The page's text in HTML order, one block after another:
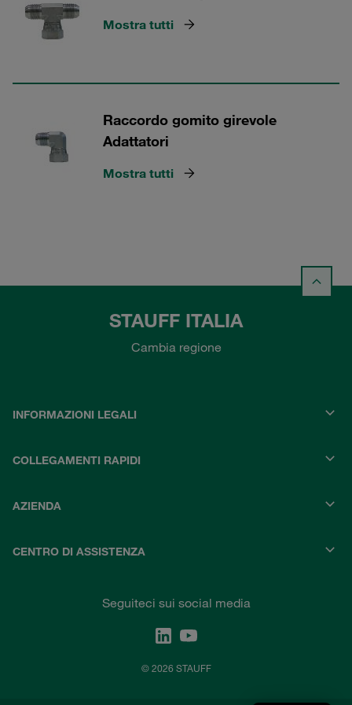
Mostra tutti
Raccordo gomito girevole
Adattatori
Mostra tutti
STAUFF ITALIA
Cambia regione
INFORMAZIONI LEGALI
COLLEGAMENTI RAPIDI
AZIENDA
CENTRO DI ASSISTENZA
Seguiteci sui social media
© 2026 STAUFF